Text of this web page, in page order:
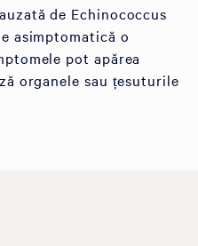
de Echinococcus
asimptomatică o
pot apărea
organele sau țesuturile